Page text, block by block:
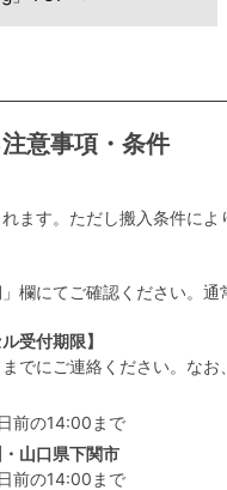
意事項・条件
ます。ただし搬入条件に
欄にてご確認ください。
受付期限】
でにご連絡ください。な
前の14:00まで
山口県下関市
前の14:00まで